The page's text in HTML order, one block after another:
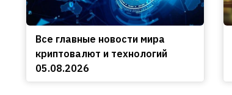
Все главные новости мира
криптовалют и технологий
05.08.2026